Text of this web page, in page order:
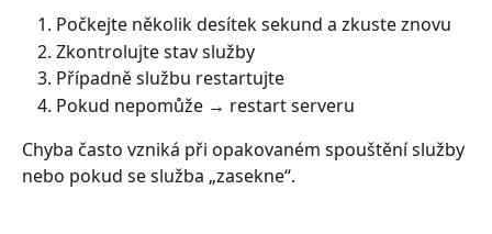
Počkejte několik desítek sekund a zkuste znovu
Zkontrolujte stav služby
Případně službu restartujte
Pokud nepomůže → restart serveru
Chyba často vzniká při opakovaném spouštění služby
nebo pokud se služba „zasekne“.